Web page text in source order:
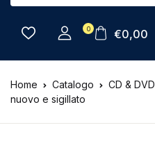
0 €0,00
Home Catalogo CD & DVD
nuovo e sigillato